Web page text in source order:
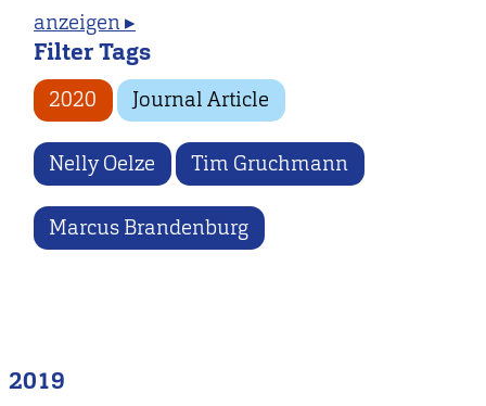
anzeigen ▸
Filter Tags
2020 Journal Article
Nelly Oelze Tim Gruchmann
Marcus Brandenburg
2019